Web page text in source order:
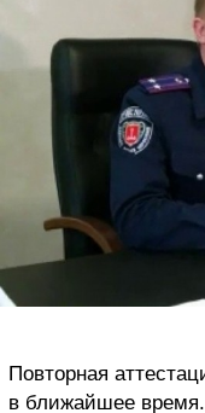
Повторная
в ближайшее